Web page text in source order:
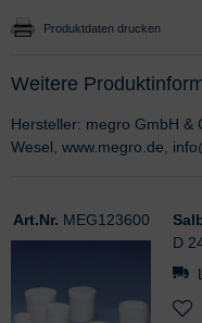
Produktdaten drucken
Weitere
Hersteller: megro GmbH &
Wesel, www.megro.de,
Art.Nr. MEG123600
D